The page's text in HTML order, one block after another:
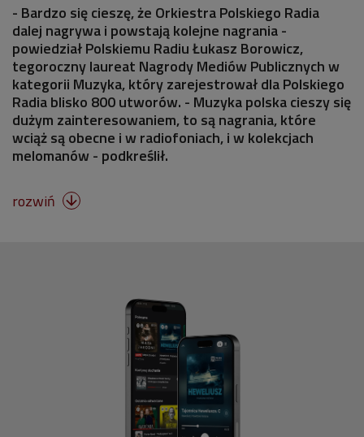
- Bardzo się cieszę, że Orkiestra Polskiego Radia
dalej nagrywa i powstają kolejne nagrania -
powiedział Polskiemu Radiu Łukasz Borowicz,
tegoroczny laureat Nagrody Mediów Publicznych w
kategorii Muzyka, który zarejestrował dla Polskiego
Radia blisko 800 utworów. - Muzyka polska cieszy się
dużym zainteresowaniem, to są nagrania, które
wciąż są obecne i w radiofoniach, i w kolekcjach
melomanów - podkreślił.
rozwiń 